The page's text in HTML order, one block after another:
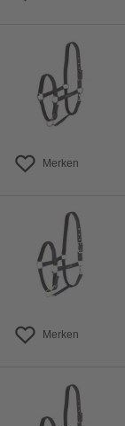
Merken
Merken